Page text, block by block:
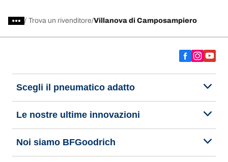
/ Trova un rivenditore Villanova di Camposampiero
Scegli il pneumatico adatto
Le nostre ultime innovazioni
Noi siamo BFGoodrich